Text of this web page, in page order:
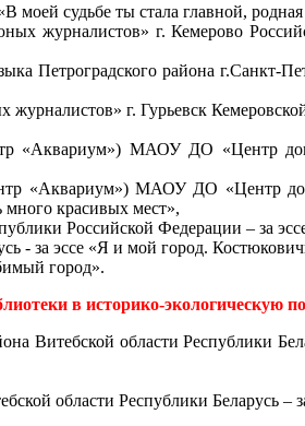
моей судьбе ты стала главной,
журналистов» г. Кемерово
района г.Санкт-
г. Гурьевск Кемеровской
«Аквариум») МАОУ ДО «Центр
«Аквариум») МАОУ ДО «Центр
много красивых мест»,
Российской Федерации – за
- за эссе «Я и мой город.
город».
в историко-экологическую
Витебской области Республики
области Республики Беларусь –